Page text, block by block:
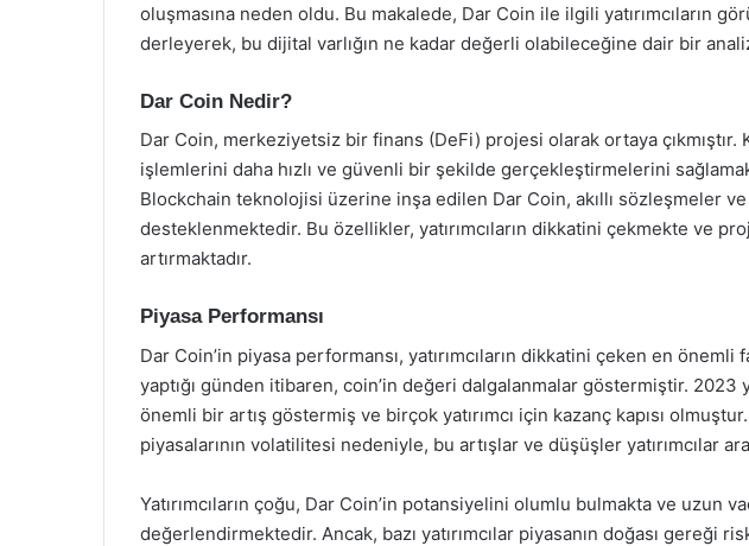
oluşmasına neden oldu. Bu makalede, Dar Coin ile ilgili yatırımcıların
derleyerek, bu dijital varlığın ne kadar değerli olabileceğine dair bir
Dar Coin Nedir?
Dar Coin, merkeziyetsiz bir finans (DeFi) projesi olarak ortaya çıkmıştır.
işlemlerini daha hızlı ve güvenli bir şekilde gerçekleştirmelerini
Blockchain teknolojisi üzerine inşa edilen Dar Coin, akıllı sözleşmeler
desteklenmektedir. Bu özellikler, yatırımcıların dikkatini çekmekte ve
artırmaktadır.
Piyasa Performansı
Dar Coin’in piyasa performansı, yatırımcıların dikkatini çeken en önemli
yaptığı günden itibaren, coin’in değeri dalgalanmalar göstermiştir. 2023
önemli bir artış göstermiş ve birçok yatırımcı için kazanç kapısı
piyasalarının volatilitesi nedeniyle, bu artışlar ve düşüşler yatırımcılar
Yatırımcıların çoğu, Dar Coin’in potansiyelini olumlu bulmakta ve uzun
değerlendirmektedir. Ancak, bazı yatırımcılar piyasanın doğası gereği